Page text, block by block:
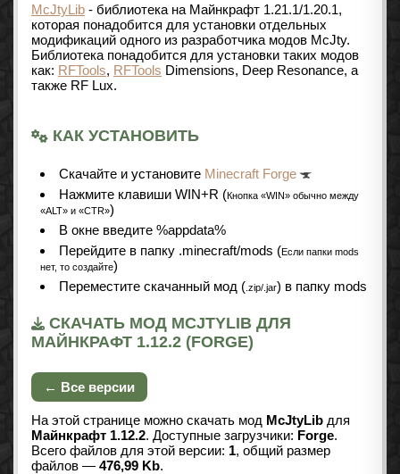
McJtyLib - библиотека на Майнкрафт 1.21.1/1.20.1,
которая понадобится для установки отдельных
модификаций одного из разработчика модов McJty.
Библиотека понадобится для установки таких модов
как: RFTools, RFTools Dimensions, Deep Resonance, а
также RF Lux.
КАК УСТАНОВИТЬ
Cкачайте и установите Minecraft Forge
Нажмите клавиши WIN+R (Кнопка «WIN» обычно между
«ALT» и «CTR»)
В окне введите %appdata%
Перейдите в папку .minecraft/mods (Если папки mods
нет, то создайте)
Переместите скачанный мод ( .zip/.jar) в папку mods
СКАЧАТЬ МОД MCJTYLIB ДЛЯ
МАЙНКРАФТ 1.12.2 (FORGE)
← Все версии
На этой странице можно скачать мод McJtyLib для
Майнкрафт 1.12.2. Доступные загрузчики: Forge.
Всего файлов для этой версии: 1, общий размер
файлов — 476,99 Kb.